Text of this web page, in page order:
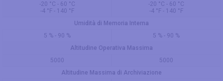
-20 °C - 60 °C
-4 °F - 140 °F
-20 °C - 60 °C
-4 °F - 140 °F
Umidità di Memoria Interna
5 % - 90 %
5 % - 90 %
Altitudine Operativa Massima
5000
5000
Altitudine Massima di Archiviazione